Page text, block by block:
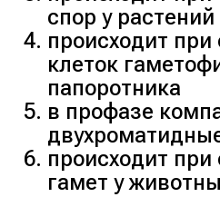
спор у растений
происходит при
клеток
папоротника
в профазе
происходит при
гамет у